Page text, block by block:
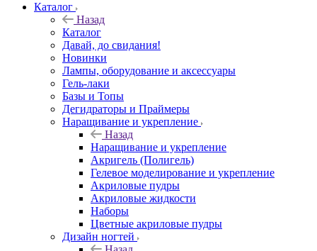
Каталог
Назад
Каталог
Давай, до свидания!
Новинки
Лампы, оборудование и аксессуары
Гель-лаки
Базы и Топы
Дегидраторы и Праймеры
Наращивание и укрепление
Назад
Наращивание и укрепление
Акригель (Полигель)
Гелевое моделирование и укрепление
Акриловые пудры
Акриловые жидкости
Наборы
Цветные акриловые пудры
Дизайн ногтей